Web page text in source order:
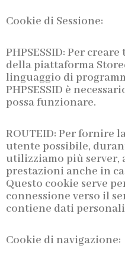
Cookie di Sessione:
PHPSESSID: Per
della piattaforma
linguaggio di
PHPSESSID è
possa funzionare.
ROUTEID: Per fornire
utente possibile,
utilizziamo più server,
prestazioni anche in
Questo cookie serve
connessione verso il
contiene dati
Cookie di navigazione: